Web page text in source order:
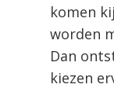
komen
worden
Dan
kiezen